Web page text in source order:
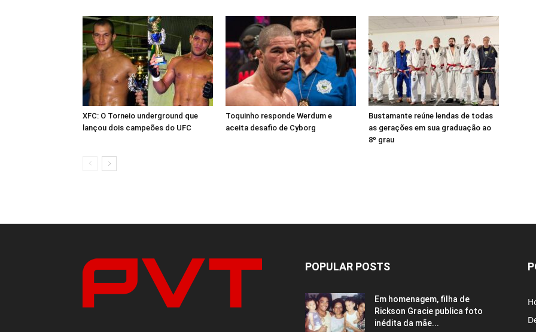
XFC: O Torneio underground que
lançou dois campeões do UFC
Toquinho responde Werdum e
aceita desafio de Cyborg
Bustamante reúne lendas de todas
as gerações em sua graduação ao
8º grau
POPULAR POSTS
Em homenagem, filha de
Rickson Gracie publica foto
inédita da mãe...